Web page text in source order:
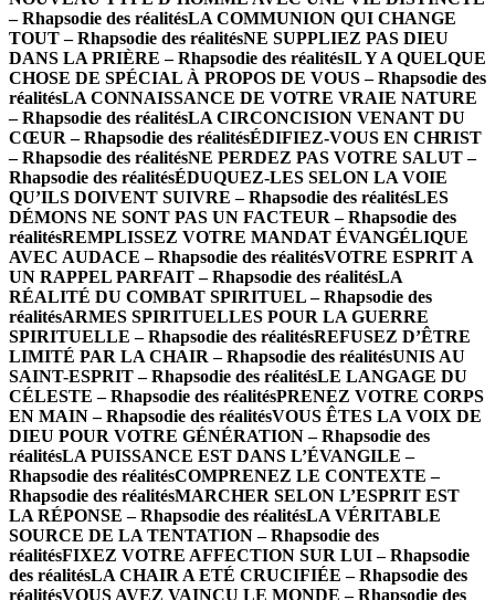
– Rhapsodie des réalitésLA COMMUNION QUI CHANGE
TOUT – Rhapsodie des réalitésNE SUPPLIEZ PAS DIEU
DANS LA PRIÈRE – Rhapsodie des réalitésIL Y A QUELQUE
CHOSE DE SPÉCIAL À PROPOS DE VOUS – Rhapsodie des
réalitésLA CONNAISSANCE DE VOTRE VRAIE NATURE
– Rhapsodie des réalitésLA CIRCONCISION VENANT DU
CŒUR – Rhapsodie des réalitésÉDIFIEZ-VOUS EN CHRIST
– Rhapsodie des réalitésNE PERDEZ PAS VOTRE SALUT –
Rhapsodie des réalitésÉDUQUEZ-LES SELON LA VOIE
QU’ILS DOIVENT SUIVRE – Rhapsodie des réalitésLES
DÉMONS NE SONT PAS UN FACTEUR – Rhapsodie des
réalitésREMPLISSEZ VOTRE MANDAT ÉVANGÉLIQUE
AVEC AUDACE – Rhapsodie des réalitésVOTRE ESPRIT A
UN RAPPEL PARFAIT – Rhapsodie des réalitésLA
RÉALITÉ DU COMBAT SPIRITUEL – Rhapsodie des
réalitésARMES SPIRITUELLES POUR LA GUERRE
SPIRITUELLE – Rhapsodie des réalitésREFUSEZ D’ÊTRE
LIMITÉ PAR LA CHAIR – Rhapsodie des réalitésUNIS AU
SAINT-ESPRIT – Rhapsodie des réalitésLE LANGAGE DU
CÉLESTE – Rhapsodie des réalitésPRENEZ VOTRE CORPS
EN MAIN – Rhapsodie des réalitésVOUS ÊTES LA VOIX DE
DIEU POUR VOTRE GÉNÉRATION – Rhapsodie des
réalitésLA PUISSANCE EST DANS L’ÉVANGILE –
Rhapsodie des réalitésCOMPRENEZ LE CONTEXTE –
Rhapsodie des réalitésMARCHER SELON L’ESPRIT EST
LA RÉPONSE – Rhapsodie des réalitésLA VÉRITABLE
SOURCE DE LA TENTATION – Rhapsodie des
réalitésFIXEZ VOTRE AFFECTION SUR LUI – Rhapsodie
des réalitésLA CHAIR A ETÉ CRUCIFIÉE – Rhapsodie des
réalitésVOUS AVEZ VAINCU LE MONDE – Rhapsodie des